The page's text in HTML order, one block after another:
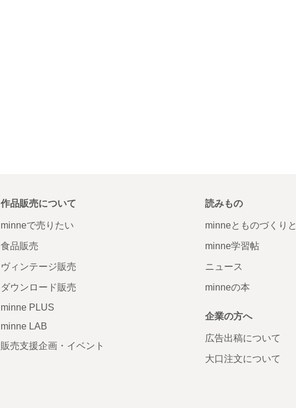
作品販売について
minneで売りたい
食品販売
ヴィンテージ販売
ダウンロード販売
minne PLUS
minne LAB
販売支援企画・イベント
読みもの
minneとものづくりと
minne学習帖
ニュース
minneの本
企業の方へ
広告出稿について
大口注文について